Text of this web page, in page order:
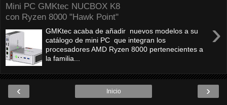
Mini PC GMKtec NUCBOX K8
con Ryzen 8000 "Hawk Point"
›
GMKtec acaba de añadir nuevos modelos a su
catálogo de mini PC que integran los
procesadores AMD Ryzen 8000 pertenecientes a
la familia...
‹ ›
Inicio